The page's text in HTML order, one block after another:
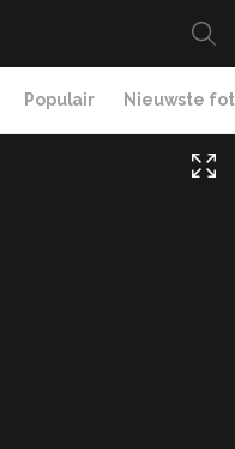
Populair Nieuwste